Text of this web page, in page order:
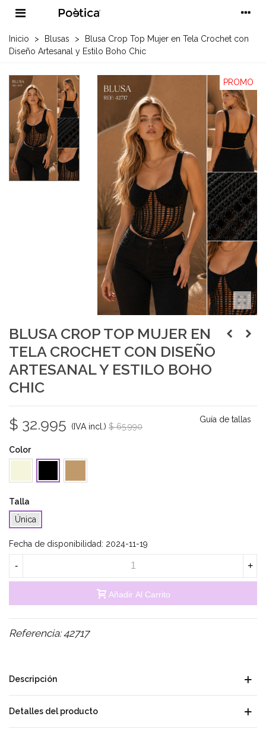
Inicio > Blusas >
Blusa Crop Top Mujer en Tela Crochet con
Diseño Artesanal y Estilo Boho Chic
PROMO
BLUSA CROP TOP MUJER EN
TELA CROCHET CON DISEÑO
ARTESANAL Y ESTILO BOHO
CHIC
$ 32.995 (IVA incl.) $ 65.990
Guía de tallas
Color
Talla
Única
Fecha de disponibilidad: 2024-11-19
- +
Añadir Al Carrito
Referencia: 42717
Descripción
Detalles del producto